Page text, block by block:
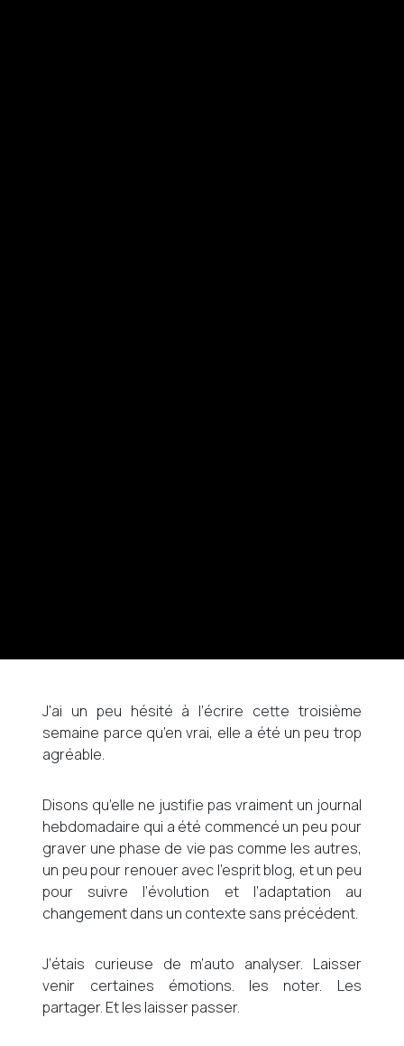
J’ai un peu hésité à l’écrire cette troisième
semaine parce qu’en vrai, elle a été un peu trop
agréable.
Disons qu’elle ne justifie pas vraiment un journal
hebdomadaire qui a été commencé un peu pour
graver une phase de vie pas comme les autres,
un peu pour renouer avec l’esprit blog, et un peu
pour suivre l’évolution et l’adaptation au
changement dans un contexte sans précédent.
J’étais curieuse de m’auto analyser. Laisser
venir certaines émotions. les noter. Les
partager. Et les laisser passer.